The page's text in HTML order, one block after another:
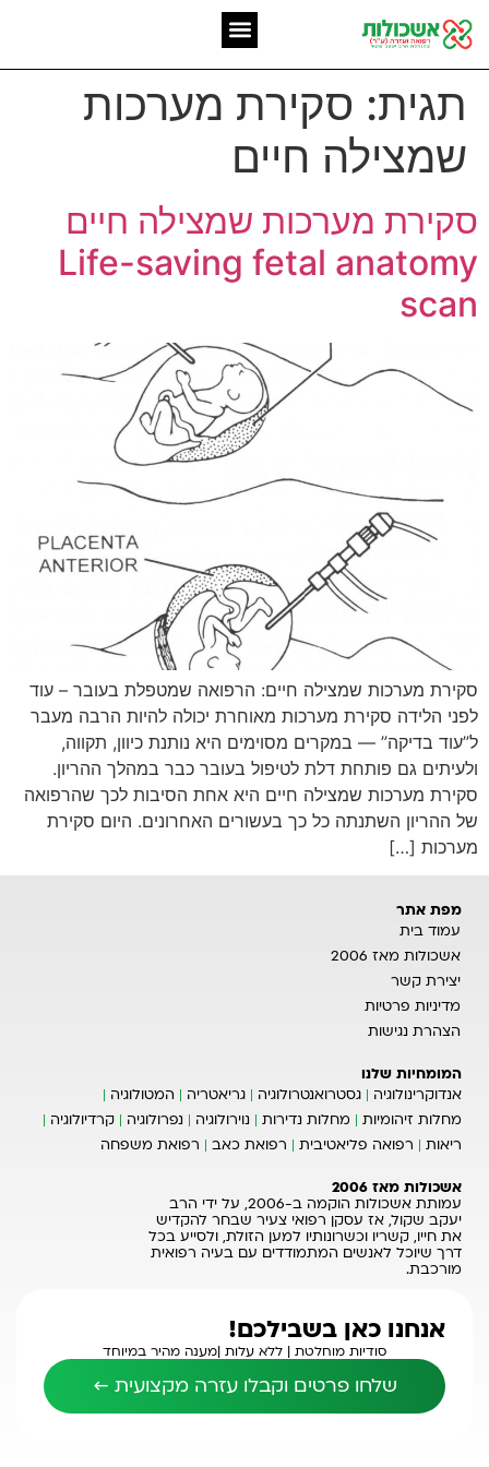
תגית: סקירת מערכות
שמצילה חיים
סקירת מערכות שמצילה חיים
Life-saving fetal anatomy
scan
סקירת מערכות שמצילה חיים: הרפואה שמטפלת בעובר – עוד
לפני הלידה סקירת מערכות מאוחרת יכולה להיות הרבה מעבר
ל”עוד בדיקה” — במקרים מסוימים היא נותנת כיוון, תקווה,
ולעיתים גם פותחת דלת לטיפול בעובר כבר במהלך ההריון.
סקירת מערכות שמצילה חיים היא אחת הסיבות לכך שהרפואה
של ההריון השתנתה כל כך בעשורים האחרונים. היום סקירת
מערכות […]
מפת אתר
עמוד בית
אשכולות מאז 2006
יצירת קשר
מדיניות פרטיות
הצהרת נגישות
המומחיות שלנו
אנדוקרינולוגיה
גסטרואנטרולוגיה גריאטריה
המטולוגיה
מחלות זיהומיות
מחלות נדירות נוירולוגיה נפרולוגיה
קרדיולוגיה
ריאות
רפואה פליאטיבית רפואת כאב רפואת משפחה
אשכולות מאז 2006
עמותת אשכולות הוקמה ב-2006, על ידי הרב
יעקב שקול, אז עסקן רפואי צעיר שבחר להקדיש
את חייו, קשריו וכשרונותיו למען הזולת, ולסייע בכל
דרך שיוכל לאנשים המתמודדים עם בעיה רפואית
מורכבת.
אנחנו כאן בשבילכם!
סודיות מוחלטת | ללא עלות |מענה מהיר במיוחד
שלחו פרטים וקבלו עזרה מקצועית ←